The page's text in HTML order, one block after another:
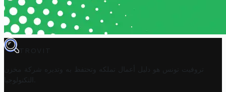
TROVIT
تروفيت تونس هو دليل أعمال تملكه وتحتفظ به وتديره
شركة مخزن
التكنولوجيا